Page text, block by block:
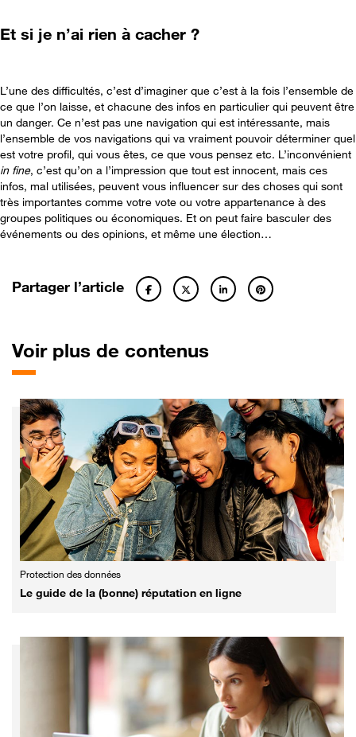
Et si je n’ai rien à cacher ?
L’une des difficultés, c’est d’imaginer que c’est à la fois l’ensemble de
ce que l’on laisse, et chacune des infos en particulier qui peuvent être
un danger. Ce n’est pas une navigation qui est intéressante, mais
l’ensemble de vos navigations qui va vraiment pouvoir déterminer quel
est votre profil, qui vous êtes, ce que vous pensez etc. L’inconvénient
in fine, c’est qu’on a l’impression que tout est innocent, mais ces
infos, mal utilisées, peuvent vous influencer sur des choses qui sont
très importantes comme votre vote ou votre appartenance à des
groupes politiques ou économiques. Et on peut faire basculer des
événements ou des opinions, et même une élection…
Partager l’article
Voir plus de contenus
Protection des données
Le guide de la (bonne) réputation en ligne